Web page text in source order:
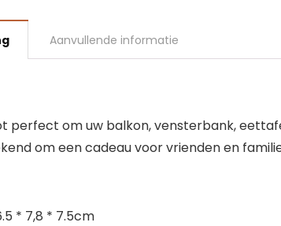
Aanvullende informatie
perfect om uw balkon, vensterbank,
om een ​​cadeau voor vrienden en
* 7,8 * 7.5cm